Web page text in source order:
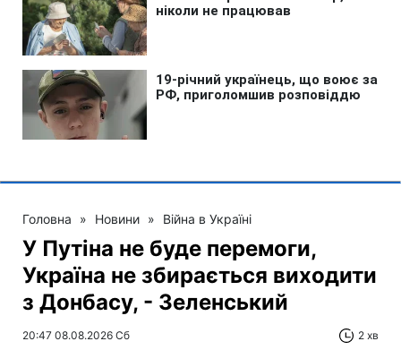
Головна » Новини » Війна в Україні
У Путіна не буде перемоги,
Україна не збирається виходити
з Донбасу, - Зеленський
20:47 08.08.2026 Сб 2 хв